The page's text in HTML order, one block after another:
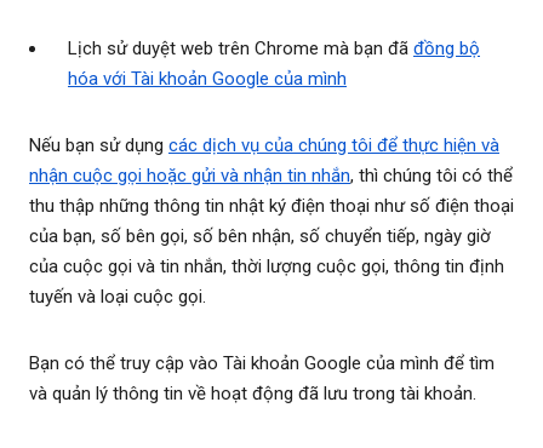
Lịch sử duyệt web trên Chrome mà bạn đã đồng bộ
hóa với Tài khoản Google của mình
Nếu bạn sử dụng các dịch vụ của chúng tôi để thực hiện và
nhận cuộc gọi hoặc gửi và nhận tin nhắn, thì chúng tôi có thể
thu thập những thông tin nhật ký điện thoại như số điện thoại
của bạn, số bên gọi, số bên nhận, số chuyển tiếp, ngày giờ
của cuộc gọi và tin nhắn, thời lượng cuộc gọi, thông tin định
tuyến và loại cuộc gọi.
Bạn có thể truy cập vào Tài khoản Google của mình để tìm
và quản lý thông tin về hoạt động đã lưu trong tài khoản.